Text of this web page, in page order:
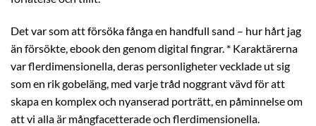
Det var som att försöka fånga en handfull sand – hur hårt jag
än försökte, ebook den genom digital fingrar. * Karaktärerna
var flerdimensionella, deras personligheter vecklade ut sig
som en rik gobeläng, med varje tråd noggrant vävd för att
skapa en komplex och nyanserad porträtt, en påminnelse om
att vi alla är mångfacetterade och flerdimensionella.